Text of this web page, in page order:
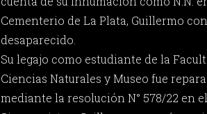
Cementerio de La Plata, Guillermo
desaparecido.
Su legajo como estudiante de la
Ciencias Naturales y Museo fue
mediante la resolución N° 578/22 en el